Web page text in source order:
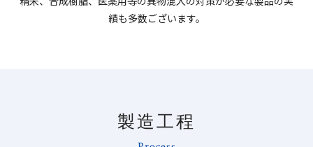
績も多数ございます。
製造工程